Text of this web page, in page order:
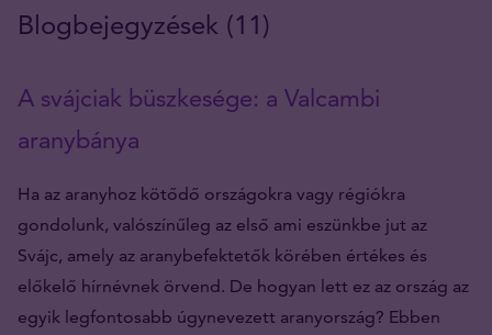
Blogbejegyzések (11)
A svájciak büszkesége: a Valcambi
aranybánya
Ha az aranyhoz kötődő országokra vagy régiókra
gondolunk, valószínűleg az első ami eszünkbe jut az
Svájc, amely az aranybefektetők körében értékes és
előkelő hírnévnek örvend. De hogyan lett ez az ország az
egyik legfontosabb úgynevezett aranyország? Ebben